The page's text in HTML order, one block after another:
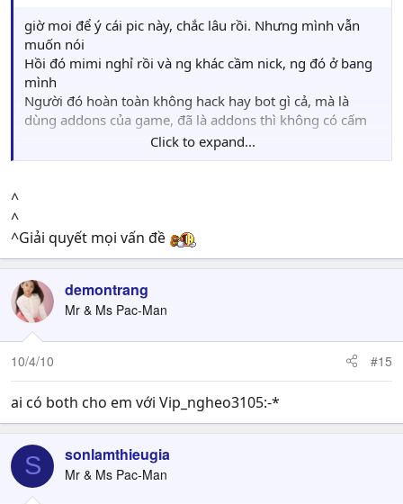
giờ moi để ý cái pic này, chắc lâu rồi. Nhưng mình vẫn
muốn nói
Hồi đó mimi nghỉ rồi và ng khác cầm nick, ng đó ở bang
mình
Người đó hoàn toàn không hack hay bot gì cả, mà là
dùng addons của game, đã là addons thì không có cấm
Còn việc tranh luận đó có phải là bot hay auto thực sự
Đã nghỉ CTPS và xin gửi lời hỏi thăm đến mấy bạn mở
mồm ghét bot chuyên đi cắn trộm
Click to expand...
^
^
^Giải quyết mọi vấn đề
demontrang
Mr & Ms Pac-Man
10/4/10 #15
ai có both cho em với Vip_ngheo3105:-*
S sonlamthieugia
Mr & Ms Pac-Man